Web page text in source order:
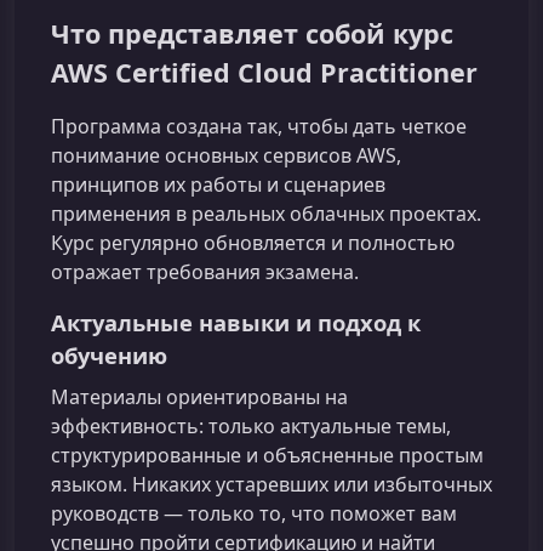
Что представляет собой курс
AWS Certified Cloud Practitioner
Программа создана так, чтобы дать четкое
понимание основных сервисов AWS,
принципов их работы и сценариев
применения в реальных облачных проектах.
Курс регулярно обновляется и полностью
отражает требования экзамена.
Актуальные навыки и подход к
обучению
Материалы ориентированы на
эффективность: только актуальные темы,
структурированные и объясненные простым
языком. Никаких устаревших или избыточных
руководств — только то, что поможет вам
успешно пройти сертификацию и найти